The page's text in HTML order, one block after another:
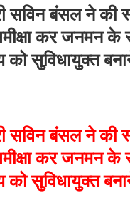
सविन बंसल ने की
कर जनमन के
को सुविधायुक्त
सविन बंसल ने की
कर जनमन के
को सुविधायुक्त